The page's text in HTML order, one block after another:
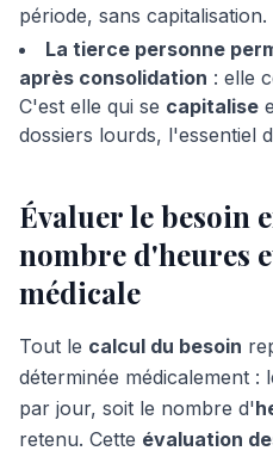
période, sans capitalisation.
La tierce personne
après consolidation : elle
C'est elle qui se capitalise
dossiers lourds, l'essentiel
Évaluer le besoin
nombre d'heures
médicale
Tout le calcul du besoin
déterminée médicalement :
par jour, soit le nombre d'
retenu. Cette évaluation